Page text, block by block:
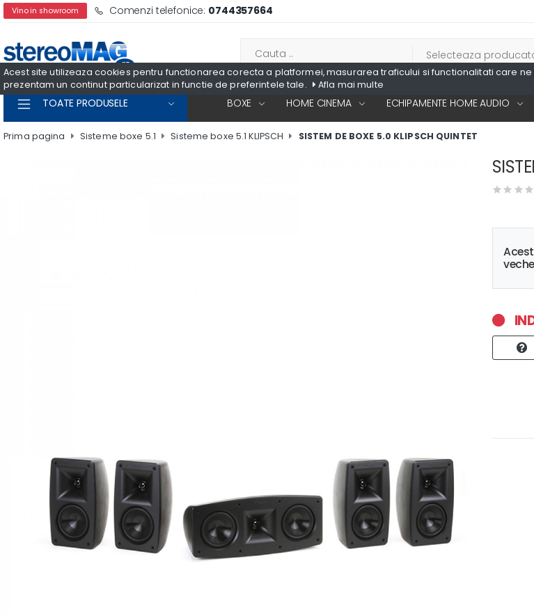
Acest site utilizeaza cookies pentru functionarea corecta a platformei, masurarea traficului si functionalitati care ne
prezentam un continut particularizat in functie de preferintele tale.
Afla mai multe
Vino in showroom Comenzi telefonice: 0744357664
TOATE PRODUSELE BOXE HOME CINEMA ECHIPAMENTE HOME AUDIO
Prima pagina Sisteme boxe 5.1 Sisteme boxe 5.1 KLIPSCH SISTEM DE BOXE 5.0 KLIPSCH QUINTET